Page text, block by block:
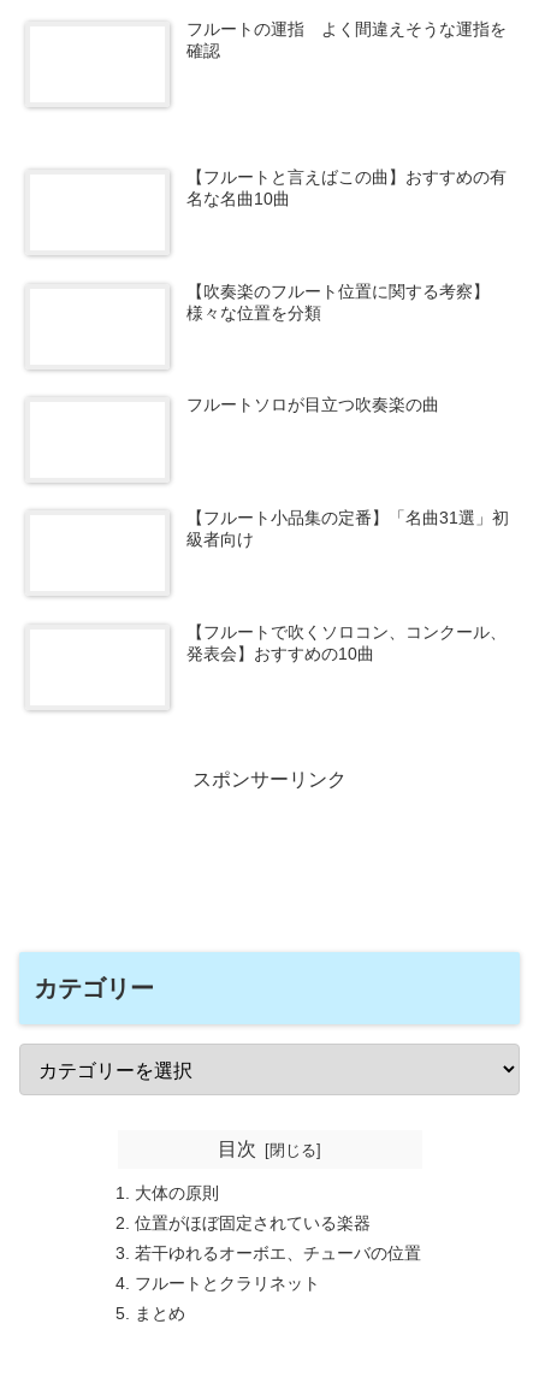
フルートの運指 よく間違えそうな運指を
確認
【フルートと言えばこの曲】おすすめの有
名な名曲10曲
【吹奏楽のフルート位置に関する考察】
様々な位置を分類
フルートソロが目立つ吹奏楽の曲
【フルート小品集の定番】「名曲31選」初
級者向け
【フルートで吹くソロコン、コンクール、
発表会】おすすめの10曲
スポンサーリンク
カテゴリー
目次
大体の原則
位置がほぼ固定されている楽器
若干ゆれるオーボエ、チューバの位置
フルートとクラリネット
まとめ